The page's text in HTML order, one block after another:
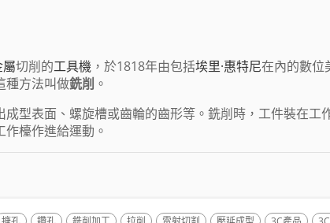
切削的工具機 ，於1818年由包括埃里·惠特尼在內的數位
種方法叫做銑削 。
型表面、螺旋槽或齒輪的齒形等。銑削時，工件裝在工
檯作進給運動。